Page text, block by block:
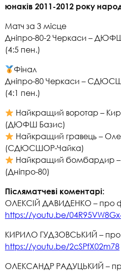
юнаків 2011-2012 року
Матч за 3 місце
Дніпро-80-2 Черкаси – ДЮФШ
(4:5 пен.)
Фінал
Дніпро-80 Черкаси –
(4:1 пен.)
Найкращий воротар –
(ДЮФШ Базис)
Найкращий гравець –
(СДЮСШОР-Чайка)
Найкращий бомбардир –
(Дніпро-80)
Післяматчеві коментарі:
ОЛЕКСІЙ ДАВИДЕНКО – про
https://youtu.be/
КИРИЛО ГУДЗОВСЬКИЙ – про
https://youtu.be/2cSPfX02m78
ОЛЕКСАНДР РАДУЦЬКИЙ –